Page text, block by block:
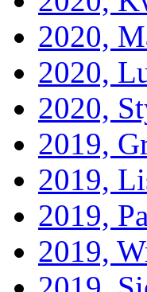
2020,
2020,
2020,
2019,
2019,
2019,
2019,